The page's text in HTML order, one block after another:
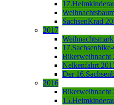
SachsenKrad
2017
Bikerweihnacht
Nelkenfahrt
Der
2016
Bikerweihnacht